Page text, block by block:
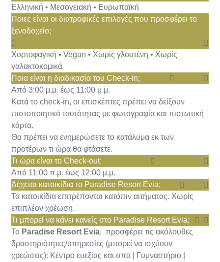
Ελληνική • Μεσογειακή • Ευρωπαϊκή
Ποιες είναι οι διατροφικές επιλογές που προσφέρει το
ξενοδοχείο;
Χορτοφαγική • Vegan • Χωρίς γλουτένη • Χωρίς
γαλακτοκομικά
Ποια είναι η διαδικασία του Check-in;
Από 3:00 μ.μ. έως 11:00 μ.μ.
Κατά το check-in, οι επισκέπτες πρέπει να δείξουν
πιστοποιητικό ταυτότητας με φωτογραφία και πιστωτική
κάρτα.
Θα πρέπει να ενημερώσετε το κατάλυμα εκ των
προτέρων τι ώρα θα φτάσετε.
Τι ώρα είναι το Check-out;
Από 11:00 π.μ. έως 12:00 μ.μ.
Δέχεται κατοικίδια το Paradise Resort Evia;
Τα κατοικίδια επιτρέπονται κατόπιν αιτήματος. Χωρίς
επιπλέον χρέωση.
Τι μπορεί να κάνει κανείς στο Paradise Resort Evia;
Το Paradise Resort Evia, προσφέρει τις ακόλουθες
δραστηριότητες/υπηρεσίες (μπορεί να ισχύουν
χρεώσεις): Κέντρο ευεξίας και σπα | Γυμναστήριο |